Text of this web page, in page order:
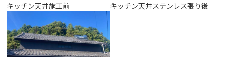
キッチン天井施工前 キッチン天井ステンレス張り後